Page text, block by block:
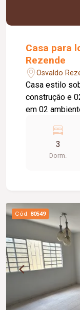
Casa para
Rezende
Osvaldo
Casa estilo
construção e
em 02
social com
sob a pia. 2
embutido 02
3
Dorm.
Cód. 80549